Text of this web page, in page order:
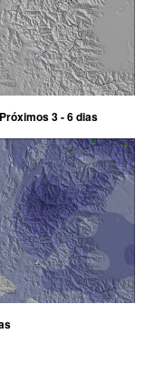
Próximos 3 - 6 dias